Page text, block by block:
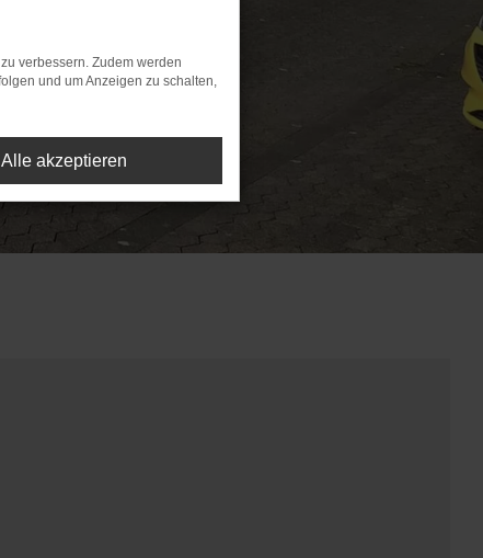
verbessern. Zudem werden
und um Anzeigen zu schalten,
Alle akzeptieren